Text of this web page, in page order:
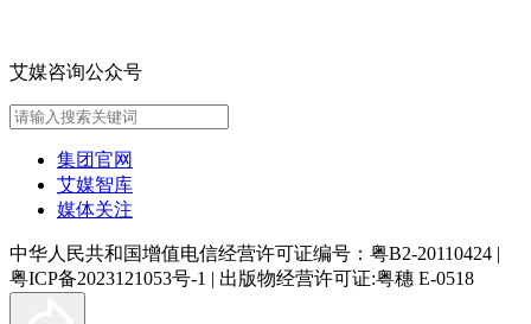
艾媒咨询公众号
集团官网
艾媒智库
媒体关注
中华人民共和国增值电信经营许可证编号：粤B2-20110424 |
粤ICP备2023121053号-1 | 出版物经营许可证:粤穗 E-0518